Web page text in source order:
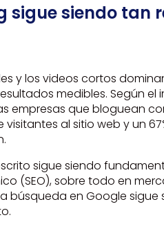
sigue siendo tan
y los videos cortos
medibles. Según el
empresas que bloguean
visitantes al sitio web y un
sigue siendo
(SEO), sobre todo en
búsqueda en Google sigue